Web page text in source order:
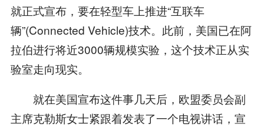
就正式宣布，要在轻型车上推进“互联车
辆”(Connected Vehicle)技术。此前，美国已在阿
拉伯进行将近3000辆规模实验，这个技术正从实
验室走向现实。
就在美国宣布这件事几天后，欧盟委员会副
主席克勒斯女士紧跟着发表了一个电视讲话，宣